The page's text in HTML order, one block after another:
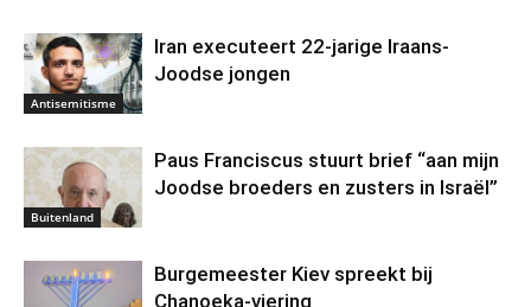
Antisemitisme
Iran executeert 22-jarige Iraans-
Joodse jongen
Buitenland
Paus Franciscus stuurt brief “aan mijn
Joodse broeders en zusters in Israël”
Burgemeester Kiev spreekt bij
Chanoeka-viering